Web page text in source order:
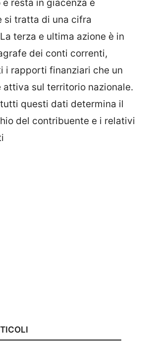
resta in giacenza è
si tratta di una cifra
terza e ultima azione è in
dei conti correnti,
i rapporti finanziari che un
attiva sul territorio nazionale.
tutti questi dati determina il
del contribuente e i relativi